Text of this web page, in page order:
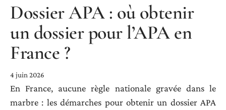
Dossier APA : où obtenir
un dossier pour l’APA en
France ?
4 juin 2026
En France, aucune règle nationale gravée dans le
marbre : les démarches pour obtenir un dossier APA